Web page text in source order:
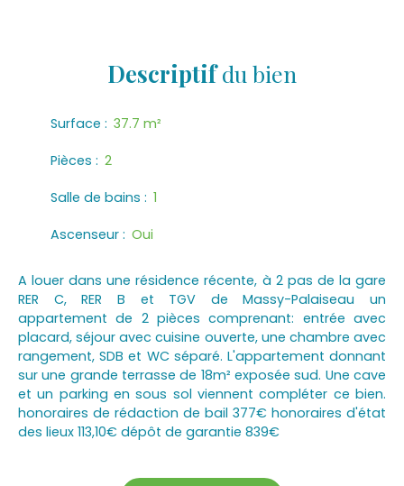
Descriptifdu bien
Surface : 37.7 m²
Pièces : 2
Salle de bains : 1
Ascenseur : Oui
A louer dans une résidence récente, à 2 pas de la gare
RER C, RER B et TGV de Massy-Palaiseau un
appartement de 2 pièces comprenant: entrée avec
placard, séjour avec cuisine ouverte, une chambre avec
rangement, SDB et WC séparé. L'appartement donnant
sur une grande terrasse de 18m² exposée sud. Une cave
et un parking en sous sol viennent compléter ce bien.
honoraires de rédaction de bail 377€ honoraires d'état
des lieux 113,10€ dépôt de garantie 839€